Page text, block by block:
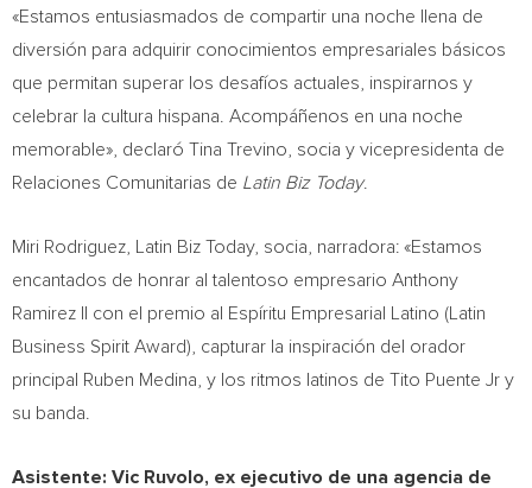
«Estamos entusiasmados de compartir una noche llena de
diversión para adquirir conocimientos empresariales básicos
que permitan superar los desafíos actuales, inspirarnos y
celebrar la cultura hispana. Acompáñenos en una noche
memorable», declaró Tina Trevino , socia y vicepresidenta de
Relaciones Comunitarias de Latin Biz Today.
Miri Rodriguez, Latin Biz Today, socia, narradora: «Estamos
encantados de honrar al talentoso empresario Anthony
Ramirez II
con el premio al Espíritu Empresarial Latino (Latin
Business Spirit Award), capturar la inspiración del orador
principal
Ruben Medina , y los ritmos latinos de Tito Puente Jr y
su banda.
Asistente: Vic Ruvolo, ex ejecutivo de una agencia de